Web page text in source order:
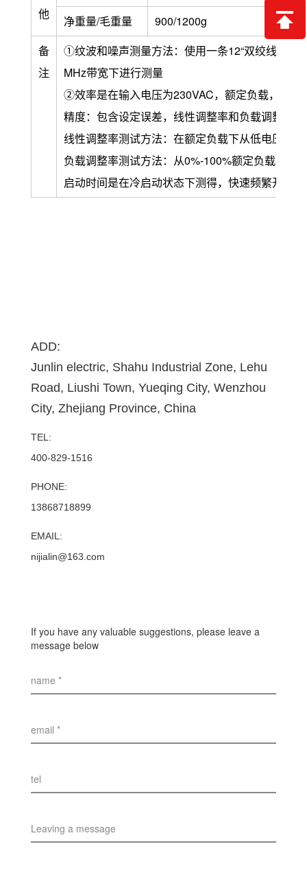
他
净重量/毛重量
900/1200g
备
注
①纹波和噪声测量方法：使用一条12“双绞线，同
MHz带宽下进行测量
②效率是在输入电压为230VAC，额定负载，
精度：包含设定误差，线性调整率和负载调整率。
线性调整率测试方法：在额定负载下从低电压到
负载调整率测试方法：从0%-100%额定负载。
启动时间是在冷启动状态下测得，快速频繁开关
ADD:
Junlin electric, Shahu Industrial Zone, Lehu
Road, Liushi Town, Yueqing City, Wenzhou
City, Zhejiang Province, China
TEL:
400-829-1516
PHONE:
13868718899
EMAIL:
nijialin@163.com
If you have any valuable suggestions, please leave a
message below
name *
email *
tel
Leaving a message